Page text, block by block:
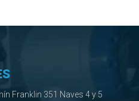
Franklin 351 Naves 4 y 5